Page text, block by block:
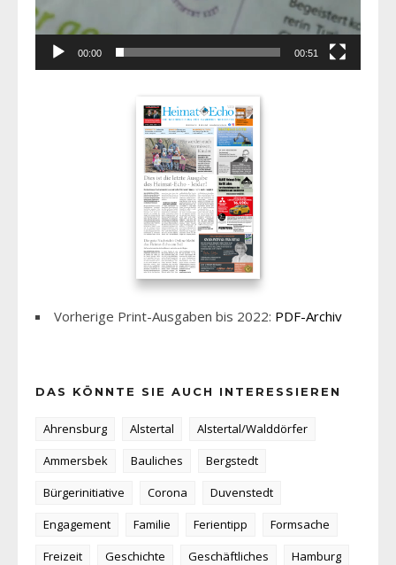
00:00 00:51
Vorherige Print-Ausgaben bis 2022: PDF-Archiv
DAS KÖNNTE SIE AUCH INTERESSIEREN
Ahrensburg Alstertal
Alstertal/Walddörfer
Ammersbek
Bauliches
Bergstedt
Bürgerinitiative
Corona
Duvenstedt
Engagement
Familie Ferientipp
Formsache
Freizeit
Geschichte Geschäftliches
Hamburg